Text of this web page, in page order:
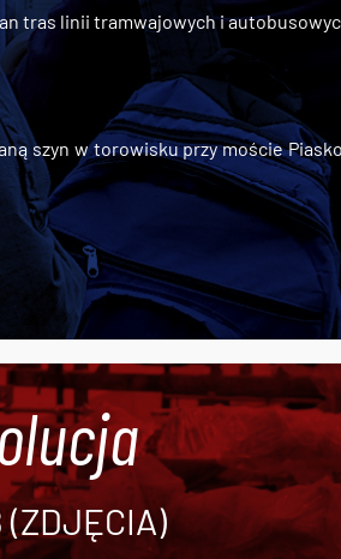
tras linii tramwajowych i
szyn w torowisku przy moście